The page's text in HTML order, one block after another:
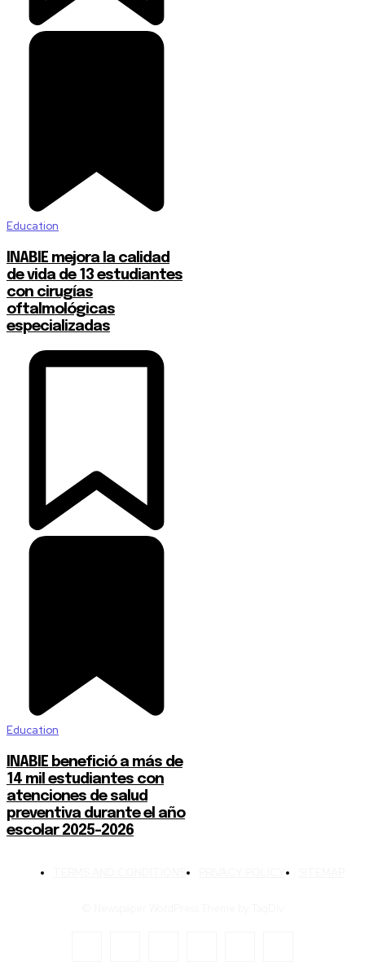
Education
INABIE mejora la calidad
de vida de 13 estudiantes
con cirugías
oftalmológicas
especializadas
Education
INABIE benefició a más de
14 mil estudiantes con
atenciones de salud
preventiva durante el año
escolar 2025-2026